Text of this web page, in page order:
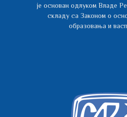
је основан одлуком Владе
складу са Законом о
образовања и